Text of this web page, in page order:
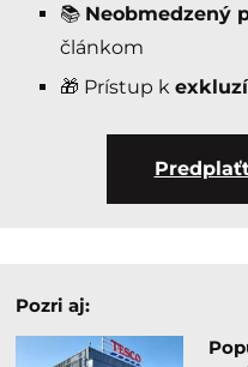
📚 Neobmedzený
článkom
🎁 Prístup k
Pozri aj: